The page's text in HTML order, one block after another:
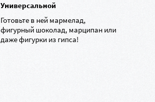
Универсальной
Готовьте в ней мармелад,
фигурный шоколад, марципан или
даже фигурки из гипса!